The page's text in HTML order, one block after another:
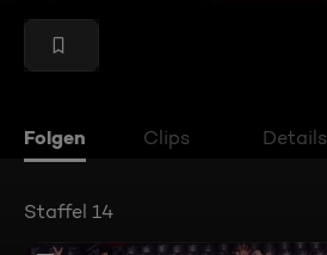
Folgen Clips Details
Staffel 14